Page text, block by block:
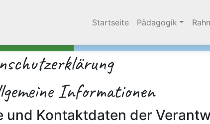
Navigation überspringen
Startseite Pädagogik
Informationen
und Kontaktdaten der